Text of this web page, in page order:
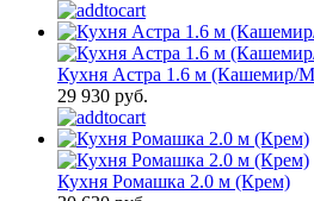
Кухня Астра 1.6 м (Кашемир/
29 930 руб.
Кухня Ромашка 2.0 м (Крем)